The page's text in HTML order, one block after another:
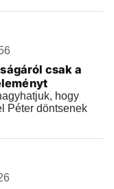
csak a
hogy
Péter döntsenek